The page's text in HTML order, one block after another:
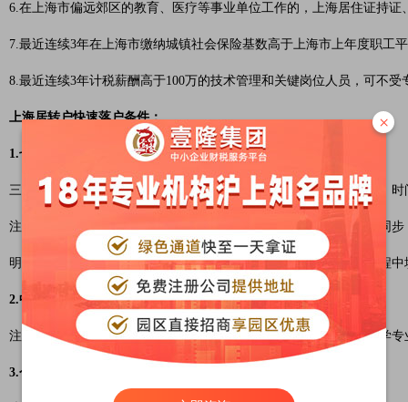
6.在上海市偏远郊区的教育、医疗等事业单位工作的，上海居住证持证
7.最近连续3年在上海市缴纳城镇社会保险基数高于上海市上年度职工
8.最近连续3年计税薪酬高于100万的技术管理和关键岗位人员，可不
上海居转户快速落户条件：
1.七年三步走
三步走：居住证、社保、个税。三者齐步走、数据匹配、信息同步、
注意：中间可以由于更换工作中断，但退工时间和你的居住证必须同
明（补充：在外企工作的朋友大概率会遇到外包的现象，在填写过程
2.中级职称必须职岗匹配
注意：（1）有了职称还不够，必须要有相关专业的聘书。（2）大学
3.个税标准/社保基数问题
×